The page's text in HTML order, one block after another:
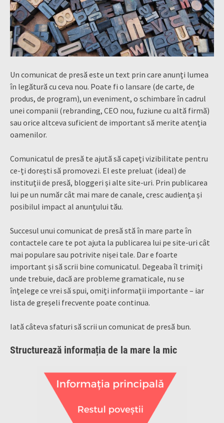
Un comunicat de presă este un text prin care anunți lumea
în legătură cu ceva nou. Poate fi o lansare (de carte, de
produs, de program), un eveniment, o schimbare în cadrul
unei companii (rebranding, CEO nou, fuziune cu altă firmă)
sau orice altceva suficient de important să merite atenția
oamenilor.
Comunicatul de presă te ajută să capeți vizibilitate pentru
ce-ți dorești să promovezi. El este preluat (ideal) de
instituții de presă, bloggeri și alte site-uri. Prin publicarea
lui pe un număr cât mai mare de canale, cresc audiența și
posibilul impact al anunțului tău.
Succesul unui comunicat de presă stă în mare parte în
contactele care te pot ajuta la publicarea lui pe site-uri cât
mai populare sau potrivite nișei tale. Dar e foarte
important și să scrii bine comunicatul. Degeaba îl trimiți
unde trebuie, dacă are probleme gramaticale, nu se
înțelege ce vrei să spui, omiți informații importante – iar
lista de greșeli frecvente poate continua.
Iată câteva sfaturi să scrii un comunicat de presă bun.
Structurează informația de la mare la mic